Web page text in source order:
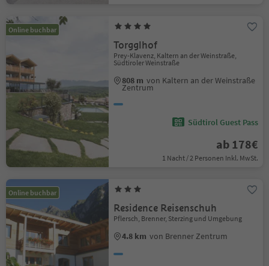
Online buchbar
Torgglhof
Prey-Klavenz, Kaltern an der Weinstraße,
Südtiroler Weinstraße
808 m von Kaltern an der Weinstraße
Zentrum
Südtirol Guest Pass
ab 178€
1 Nacht / 2 Personen Inkl. MwSt.
Online buchbar
Residence Reisenschuh
Pflersch, Brenner, Sterzing und Umgebung
4.8 km von Brenner Zentrum